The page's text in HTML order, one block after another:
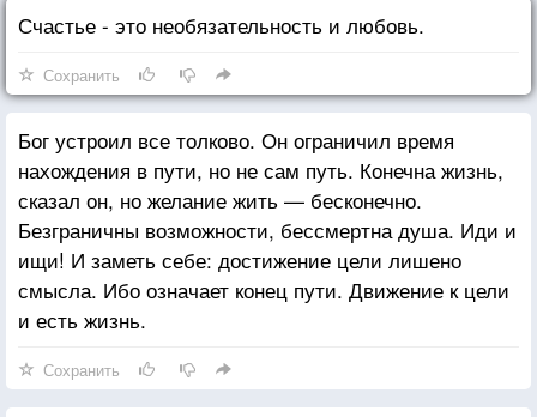
Счастье - это необязательность и любовь.
Сохранить
Бог устроил все толково. Он ограничил время
нахождения в пути, но не сам путь. Конечна жизнь,
сказал он, но желание жить — бесконечно.
Безграничны возможности, бессмертна душа. Иди и
ищи! И заметь себе: достижение цели лишено
смысла. Ибо означает конец пути. Движение к цели
и есть жизнь.
Сохранить